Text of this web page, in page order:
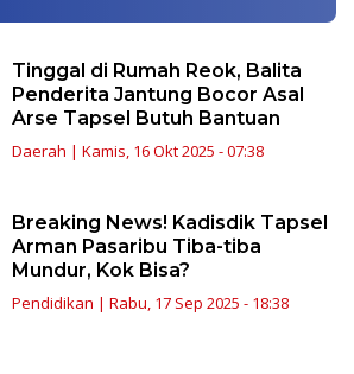
Tinggal di Rumah Reok, Balita
Penderita Jantung Bocor Asal
Arse Tapsel Butuh Bantuan
Daerah | Kamis, 16 Okt 2025 - 07:38
Breaking News! Kadisdik Tapsel
Arman Pasaribu Tiba-tiba
Mundur, Kok Bisa?
Pendidikan | Rabu, 17 Sep 2025 - 18:38